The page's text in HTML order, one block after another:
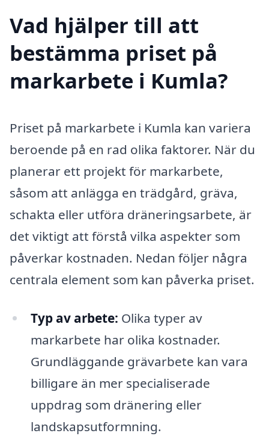
Vad hjälper till att
bestämma priset på
markarbete i Kumla?
Priset på markarbete i Kumla kan variera
beroende på en rad olika faktorer. När du
planerar ett projekt för markarbete,
såsom att anlägga en trädgård, gräva,
schakta eller utföra dräneringsarbete, är
det viktigt att förstå vilka aspekter som
påverkar kostnaden. Nedan följer några
centrala element som kan påverka priset.
Typ av arbete: Olika typer av
markarbete har olika kostnader.
Grundläggande grävarbete kan vara
billigare än mer specialiserade
uppdrag som dränering eller
landskapsutformning.